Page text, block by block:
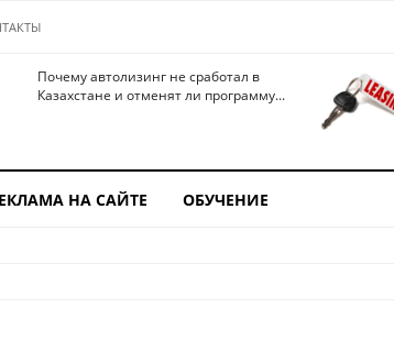
Почему автолизинг не сработал в
Казахстане и отменят ли программу...
НА САЙТЕ ОБУЧЕНИЕ